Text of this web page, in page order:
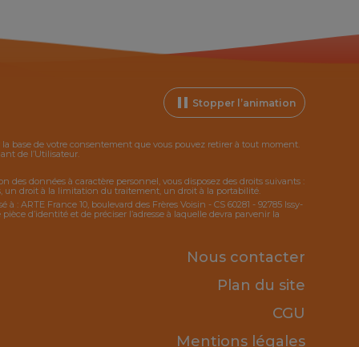
Stopper l’animation
base de votre consentement que vous pouvez retirer à tout moment.
de l’Utilisateur.
des données à caractère personnel, vous disposez des droits suivants :
un droit à la limitation du traitement, un droit à la portabilité.
à : ARTE France 10, boulevard des Frères Voisin - CS 60281 - 92785 Issy-
d’identité et de préciser l’adresse à laquelle devra parvenir la
Nous contacter
Plan du site
CGU
Mentions légales